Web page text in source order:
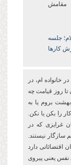
مقامش
جلسه
کارها
خانواده ام، در
روز قیامت چه
بروم یا به
را بکن یا نکن.
غرایزی که در
سازگار نیستند.
دارد
نفس یعنی پیروی